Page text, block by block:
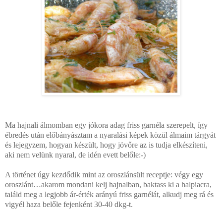
Ma hajnali álmomban egy jókora adag friss garnéla szerepelt, így
ébredés után előbányásztam a nyaralási képek közül álmaim tárgyát
és lejegyzem, hogyan készült, hogy jövőre az is tudja elkészíteni,
aki nem velünk nyaral, de idén evett belőle:-)
A történet úgy kezdődik mint az oroszlánsült receptje: végy egy
oroszlánt…akarom mondani kelj hajnalban, baktass ki a halpiacra,
találd meg a legjobb ár-érték arányú friss garnélát, alkudj meg rá és
vigyél haza belőle fejenként 30-40 dkg-t.